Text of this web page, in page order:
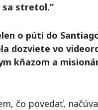
stretol.”
o púti do
dozviete vo
kňazom a
čo povedať,